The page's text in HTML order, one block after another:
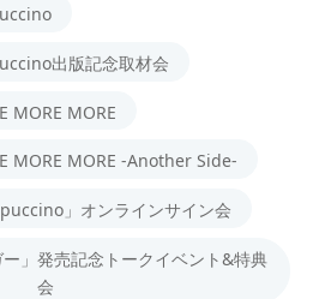
出版記念取材会
MORE MORE
MORE MORE -Another Side-
」オンラインサイン会
」発売記念トークイベント&特典
会